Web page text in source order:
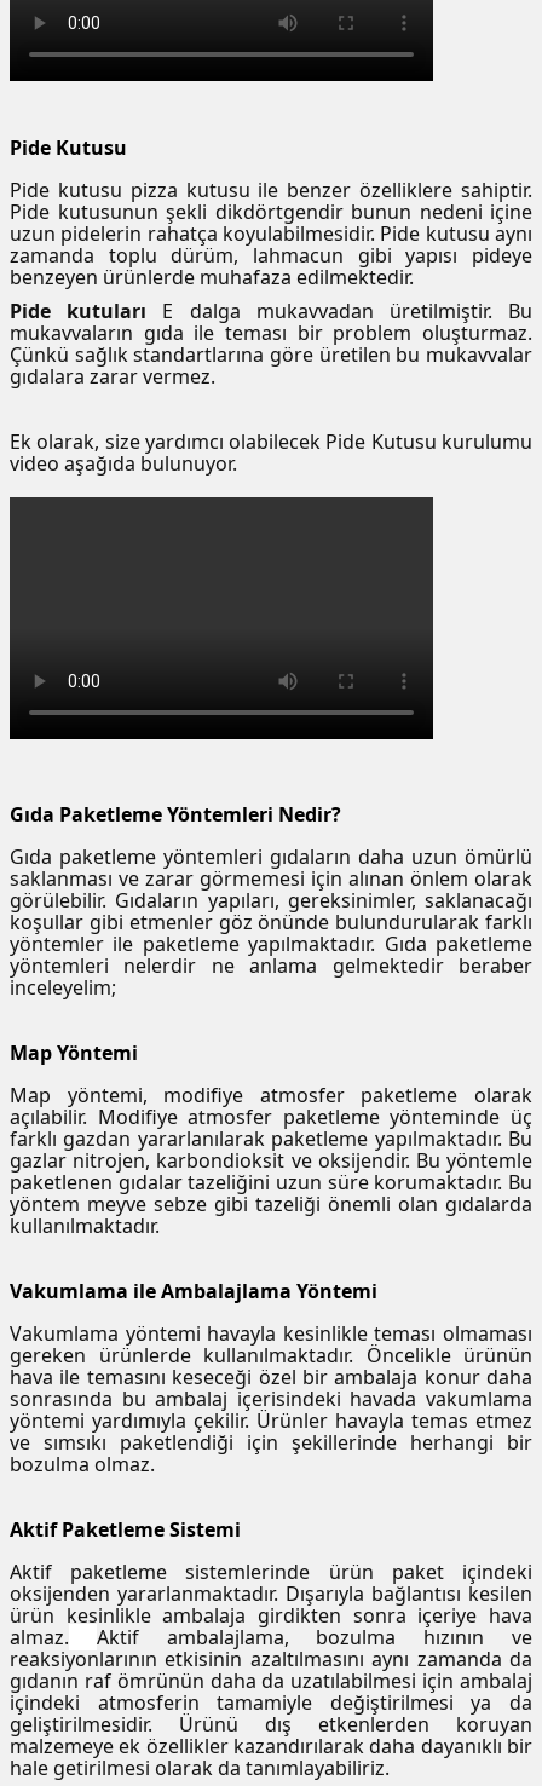
Pide Kutusu
Pide kutusu pizza kutusu ile benzer özelliklere sahiptir.
Pide kutusunun şekli dikdörtgendir bunun nedeni içine
uzun pidelerin rahatça koyulabilmesidir. Pide kutusu aynı
zamanda toplu dürüm, lahmacun gibi yapısı pideye
benzeyen ürünlerde muhafaza edilmektedir.
Pide kutuları E dalga mukavvadan üretilmiştir. Bu
mukavvaların gıda ile teması bir problem oluşturmaz.
Çünkü sağlık standartlarına göre üretilen bu mukavvalar
gıdalara zarar vermez.
Ek olarak, size yardımcı olabilecek Pide Kutusu kurulumu
video aşağıda bulunuyor.
Gıda Paketleme Yöntemleri Nedir?
Gıda paketleme yöntemleri gıdaların daha uzun ömürlü
saklanması ve zarar görmemesi için alınan önlem olarak
görülebilir. Gıdaların yapıları, gereksinimler, saklanacağı
koşullar gibi etmenler göz önünde bulundurularak farklı
yöntemler ile paketleme yapılmaktadır. Gıda paketleme
yöntemleri nelerdir ne anlama gelmektedir beraber
inceleyelim;
Map Yöntemi
Map yöntemi, modifiye atmosfer paketleme olarak
açılabilir. Modifiye atmosfer paketleme yönteminde üç
farklı gazdan yararlanılarak paketleme yapılmaktadır. Bu
gazlar nitrojen, karbondioksit ve oksijendir. Bu yöntemle
paketlenen gıdalar tazeliğini uzun süre korumaktadır. Bu
yöntem meyve sebze gibi tazeliği önemli olan gıdalarda
kullanılmaktadır.
Vakumlama ile Ambalajlama Yöntemi
Vakumlama yöntemi havayla kesinlikle teması olmaması
gereken ürünlerde kullanılmaktadır. Öncelikle ürünün
hava ile temasını keseceği özel bir ambalaja konur daha
sonrasında bu ambalaj içerisindeki havada vakumlama
yöntemi yardımıyla çekilir. Ürünler havayla temas etmez
ve sımsıkı paketlendiği için şekillerinde herhangi bir
bozulma olmaz.
Aktif Paketleme Sistemi
Aktif paketleme sistemlerinde ürün paket içindeki
oksijenden yararlanmaktadır. Dışarıyla bağlantısı kesilen
ürün kesinlikle ambalaja girdikten sonra içeriye hava
almaz.
Aktif ambalajlama, bozulma hızının ve
reaksiyonlarının etkisinin azaltılmasını aynı zamanda da
gıdanın raf ömrünün daha da uzatılabilmesi için ambalaj
içindeki atmosferin tamamiyle değiştirilmesi ya da
geliştirilmesidir. Ürünü dış etkenlerden koruyan
malzemeye ek özellikler kazandırılarak daha dayanıklı bir
hale getirilmesi olarak da tanımlayabiliriz.